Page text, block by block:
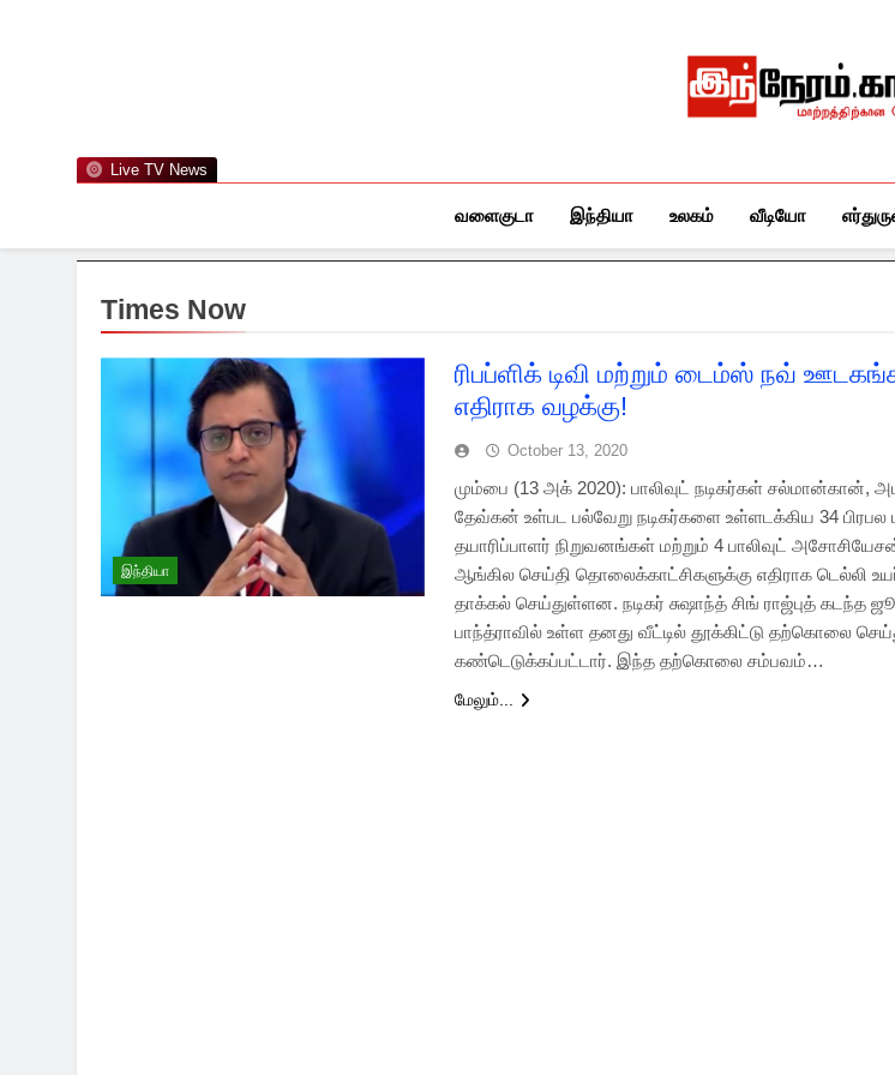
Live TV News
வளைகுடா இந்தியா உலகம் வீடியோ
Times Now
இந்தியா
ரிபப்ளிக் டிவி மற்றும் டைம்ஸ் நவ்
எதிராக வழக்கு!
October 13, 2020
மும்பை (13 அக் 2020): பாலிவுட் நடிகர்கள் சல்மான்கான்,
தேவ்கன் உள்பட பல்வேறு நடிகர்களை உள்ளடக்கிய 34 பிரபல
தயாரிப்பாளர் நிறுவனங்கள் மற்றும் 4 பாலிவுட்
ஆங்கில செய்தி தொலைக்காட்சிகளுக்கு எதிராக டெல்லி
தாக்கல் செய்துள்ளன. நடிகர் சுஷாந்த் சிங் ராஜ்புத் கடந்த
பாந்த்ராவில் உள்ள தனது வீட்டில் தூக்கிட்டு தற்கொலை
கண்டெடுக்கப்பட்டார். இந்த தற்கொலை சம்பவம்…
மேலும்...